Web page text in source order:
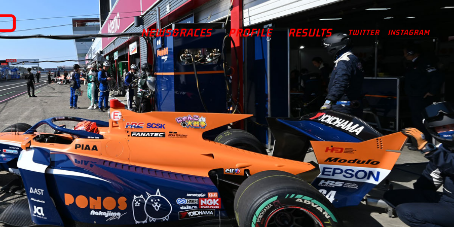
NEWS&RACES PROFILE RESULTS TWITTER INSTAGRAM